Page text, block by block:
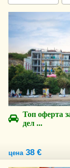
Топ оферта
дел ...
цена38 €